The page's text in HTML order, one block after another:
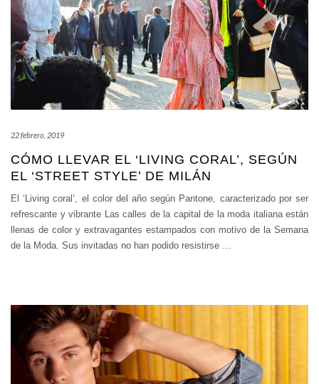
22 febrero, 2019
CÓMO LLEVAR EL ‘LIVING CORAL’, SEGÚN
EL ‘STREET STYLE’ DE MILÁN
El ‘Living coral’, el color del año según Pantone, caracterizado por ser
refrescante y vibrante Las calles de la capital de la moda italiana están
llenas de color y extravagantes estampados con motivo de la Semana
de la Moda. Sus invitadas no han podido resistirse